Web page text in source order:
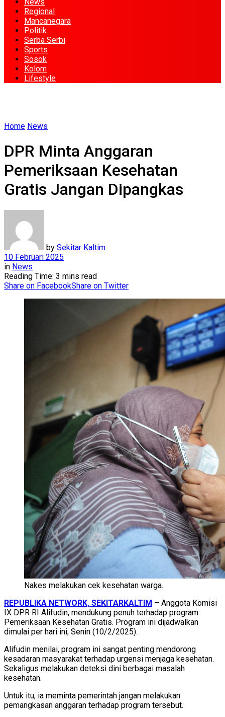
Regional
Mancanegara
Politik
Serba Serbi
Sports
Sosok
Kolom
Lifestyle
Home News
DPR Minta Anggaran
Pemeriksaan Kesehatan
Gratis Jangan Dipangkas
by Sekitar Kaltim
10 Februari 2025
in News
Reading Time: 3 mins read
Share on FacebookShare on Twitter
Nakes melakukan cek kesehatan warga.
REPUBLIKA NETWORK, SEKITARKALTIM – Anggota Komisi
IX DPR RI Alifudin, mendukung penuh terhadap program
Pemeriksaan Kesehatan Gratis. Program ini dijadwalkan
dimulai per hari ini, Senin (10/2/2025).
Alifudin menilai, program ini sangat penting mendorong
kesadaran masyarakat terhadap urgensi menjaga kesehatan.
Sekaligus melakukan deteksi dini berbagai masalah
kesehatan.
Untuk itu, ia meminta pemerintah jangan melakukan
pemangkasan anggaran terhadap program tersebut.